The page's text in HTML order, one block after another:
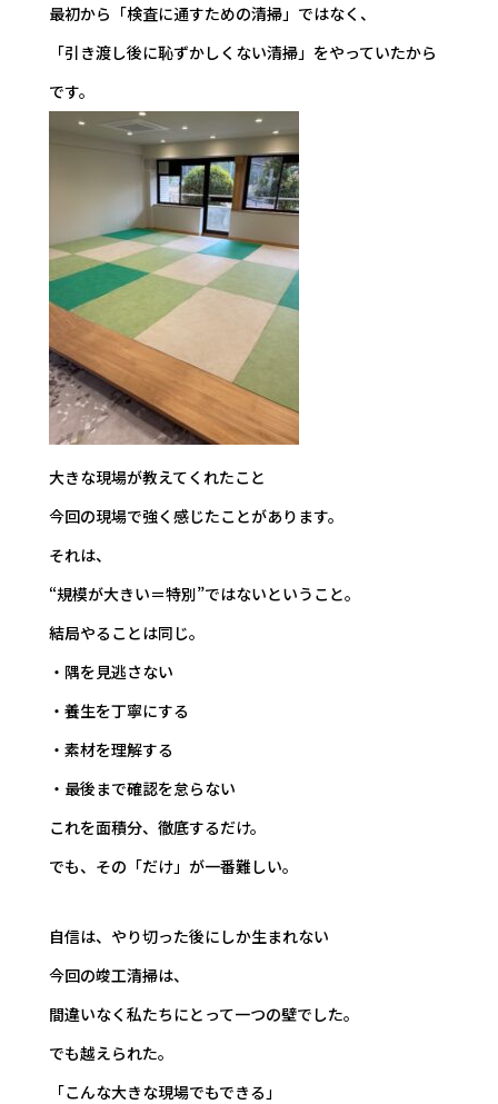
最初から「検査に通すための清掃」ではなく、
「引き渡し後に恥ずかしくない清掃」をやっていたから
です。
大きな現場が教えてくれたこと
今回の現場で強く感じたことがあります。
それは、
“規模が大きい＝特別”ではないということ。
結局やることは同じ。
・隅を見逃さない
・養生を丁寧にする
・素材を理解する
・最後まで確認を怠らない
これを面積分、徹底するだけ。
でも、その「だけ」が一番難しい。
自信は、やり切った後にしか生まれない
今回の竣工清掃は、
間違いなく私たちにとって一つの壁でした。
でも越えられた。
「こんな大きな現場でもできる」